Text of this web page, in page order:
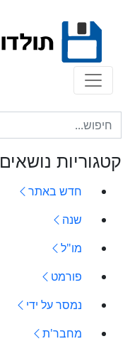
content
טקסט חופשי...
קטגוריות נושאים
חדש באתר
שנה
מו"ל
פורמט
נמסר על ידי
מחבר'ת